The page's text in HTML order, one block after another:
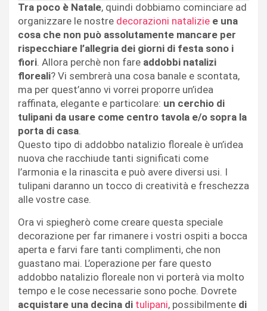
Tra poco è Natale, quindi dobbiamo cominciare ad
organizzare le nostre decorazioni natalizie e una
cosa che non può assolutamente mancare per
rispecchiare l’allegria dei giorni di festa sono i
fiori. Allora perchè non fare addobbi natalizi
floreali? Vi sembrerà una cosa banale e scontata,
ma per quest’anno vi vorrei proporre un’idea
raffinata, elegante e particolare: un cerchio di
tulipani da usare come centro tavola e/o sopra la
porta di casa.
Questo tipo di addobbo natalizio floreale è un’idea
nuova che racchiude tanti significati come
l’armonia e la rinascita e può avere diversi usi. I
tulipani daranno un tocco di creatività e freschezza
alle vostre case.
Ora vi spiegherò come creare questa speciale
decorazione per far rimanere i vostri ospiti a bocca
aperta e farvi fare tanti complimenti, che non
guastano mai. L’operazione per fare questo
addobbo natalizio floreale non vi porterà via molto
tempo e le cose necessarie sono poche. Dovrete
acquistare una decina di tulipani, possibilmente di